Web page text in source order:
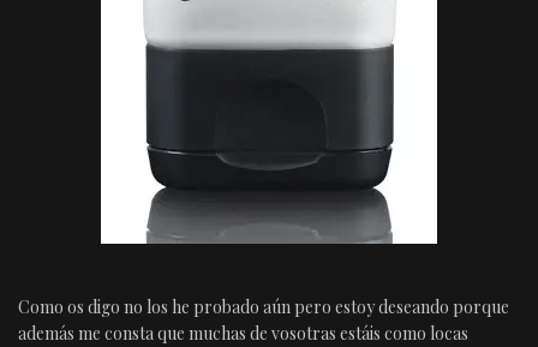
Como os digo no los he probado aún pero estoy deseando porque
además me consta que muchas de vosotras estáis como locas